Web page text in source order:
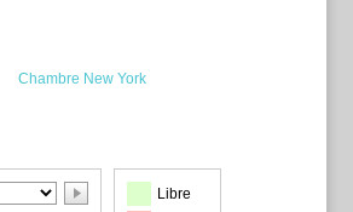
Chambre New York
Libre